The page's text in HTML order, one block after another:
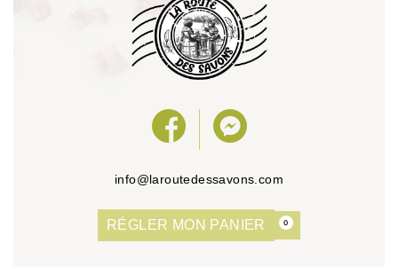
info@laroutedessavons.com
RÉGLER MON PANIER 0